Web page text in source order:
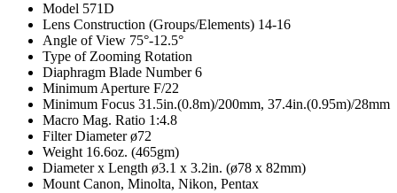
Model 571D
Lens Construction (Groups/Elements) 14-16
Angle of View 75°-12.5°
Type of Zooming Rotation
Diaphragm Blade Number 6
Minimum Aperture F/22
Minimum Focus 31.5in.(0.8m)/200mm, 37.4in.(0.95m)/28mm
Macro Mag. Ratio 1:4.8
Filter Diameter ø72
Weight 16.6oz. (465gm)
Diameter x Length ø3.1 x 3.2in. (ø78 x 82mm)
Mount Canon, Minolta, Nikon, Pentax